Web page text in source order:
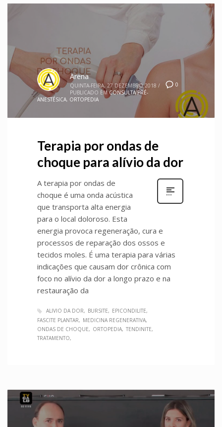
0
Arena
QUINTA-FEIRA, 27 DEZEMBRO 2018 /
PUBLICADO EM CONSULTA PRÉ-
ANESTÉSICA, ORTOPEDIA
Terapia por ondas de
choque para alívio da dor
A terapia por ondas de
choque é uma onda acústica
que transporta alta energia
para o local doloroso. Esta
energia provoca regeneração, cura e
processos de reparação dos ossos e
tecidos moles. É uma terapia para várias
indicações que causam dor crônica com
foco no alívio da dor a longo prazo e na
restauração da
ALIVIO DA DOR BURSITE
EPICONDILITE
FASCITE PLANTAR
MEDICINA REGENERATIVA
ONDAS DE CHOQUE
ORTOPEDIA TENDINITE
TRATAMENTO